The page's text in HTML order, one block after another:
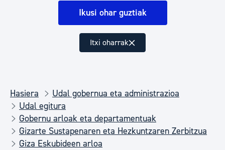
Ikusi ohar guztiak
Itxi oharrak
Hasiera
Udal gobernua eta administrazioa
Udal egitura
Gobernu arloak eta departamentuak
Gizarte Sustapenaren eta Hezkuntzaren Zerbitzua
Giza Eskubideen arloa